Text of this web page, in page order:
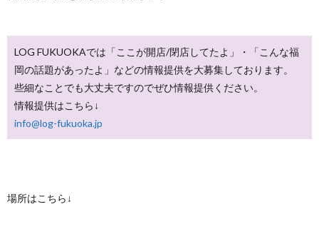
LOG FUKUOKAでは「ここが開店/閉店してたよ」・「こんな福
岡の話題があったよ」などの情報提供を大募集しております。
些細なことでも大丈夫ですのでぜひ情報提供ください。
情報提供はこちら↓
info@log-fukuoka.jp
場所はこちら↓